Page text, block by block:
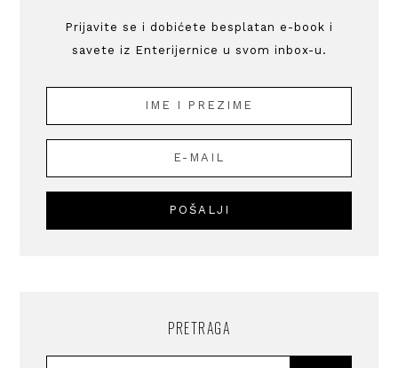
Prijavite se i dobićete besplatan e-book i
savete iz Enterijernice u svom inbox-u.
PRETRAGA